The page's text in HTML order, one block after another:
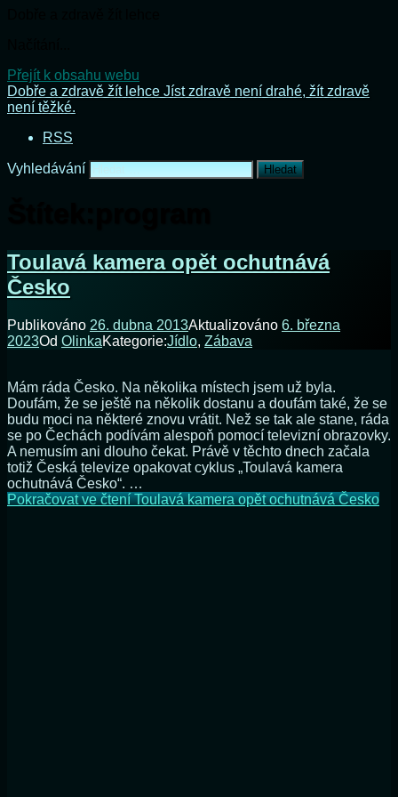
Přejít k obsahu webu
Dobře a zdravě žít lehce Jíst zdravě není drahé, žít zdravě
není těžké.
RSS
Vyhledávání
Toulavá kamera opět ochutnává
Česko
Publikováno 26. dubna 2013Aktualizováno 6. března
2023Od OlinkaKategorie:Jídlo, Zábava
Mám ráda Česko. Na několika místech jsem už byla.
Doufám, že se ještě na několik dostanu a doufám také, že se
budu moci na některé znovu vrátit. Než se tak ale stane, ráda
se po Čechách podívám alespoň pomocí televizní obrazovky.
A nemusím ani dlouho čekat. Právě v těchto dnech začala
totiž Česká televize opakovat cyklus „Toulavá kamera
ochutnává Česko“. …
Pokračovat ve čteníToulavá kamera opět ochutnává Česko